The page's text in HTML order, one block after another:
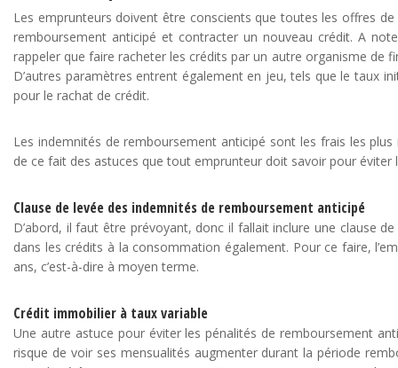
Les emprunteurs doivent être conscients que toutes les offres
remboursement anticipé et contracter un nouveau crédit. A
rappeler que faire racheter les crédits par un autre organisme de
D’autres paramètres entrent également en jeu, tels que le taux
pour le rachat de crédit.
Les indemnités de remboursement anticipé sont les frais les
de ce fait des astuces que tout emprunteur doit savoir pour
Clause de levée des indemnités de remboursement anticipé
D’abord, il faut être prévoyant, donc il fallait inclure une clause
dans les crédits à la consommation également. Pour ce faire,
ans, c’est-à-dire à moyen terme.
Crédit immobilier à taux variable
Une autre astuce pour éviter les pénalités de remboursement
risque de voir ses mensualités augmenter durant la période